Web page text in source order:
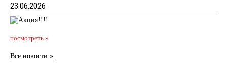
23.06.2026
посмотреть »
Все новости »